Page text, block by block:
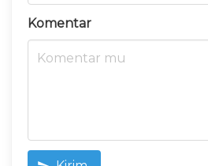
Komentar